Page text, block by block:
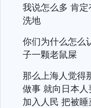
我说怎么多 肯
洗地
你们为什么怎么
子一颗老鼠屎
那么上海人觉得
做事 就向日本
加入人民 把被